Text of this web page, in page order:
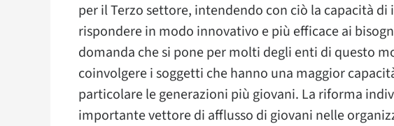
per il Terzo settore, intendendo con ciò la capacità
rispondere in modo innovativo e più efficace ai
domanda che si pone per molti degli enti di questo
coinvolgere i soggetti che hanno una maggior
particolare le generazioni più giovani. La riforma
importante vettore di afflusso di giovani nelle